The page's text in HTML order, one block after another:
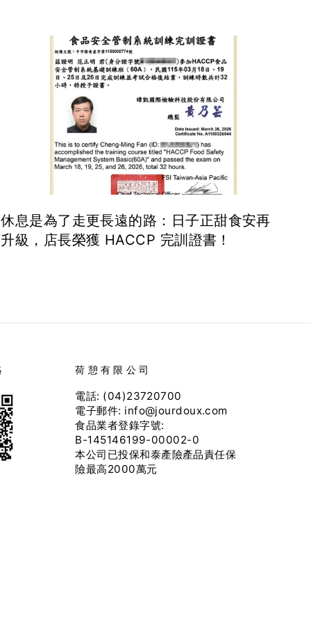
休息是為了走更長遠的路：日子正甜食安再
升級，店長榮獲 HACCP 完訓證書！
荷憩有限公司
電話: (04)23720700
電子郵件: info@jourdoux.com
食品業者登錄字號:
B-145146199-00002-0
本公司已投保和泰產險產品責任保
險最高2000萬元